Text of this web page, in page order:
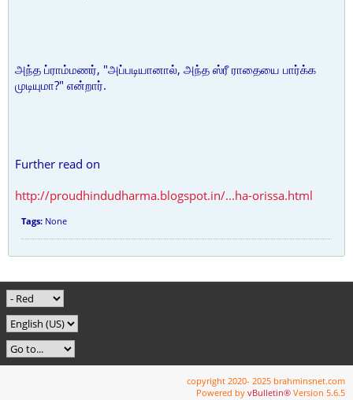
அந்த ப்ராம்மணர், "அப்படியானால், அந்த ஸ்ரீ ராதையை பார்க்க
முடியுமா?" என்றார்.
Further read on
http://proudhindudharma.blogspot.in/...ha-orissa.html
Tags: None
copyright 2020- 2025 brahminsnet.com
Powered by vBulletin® Version 5.6.5